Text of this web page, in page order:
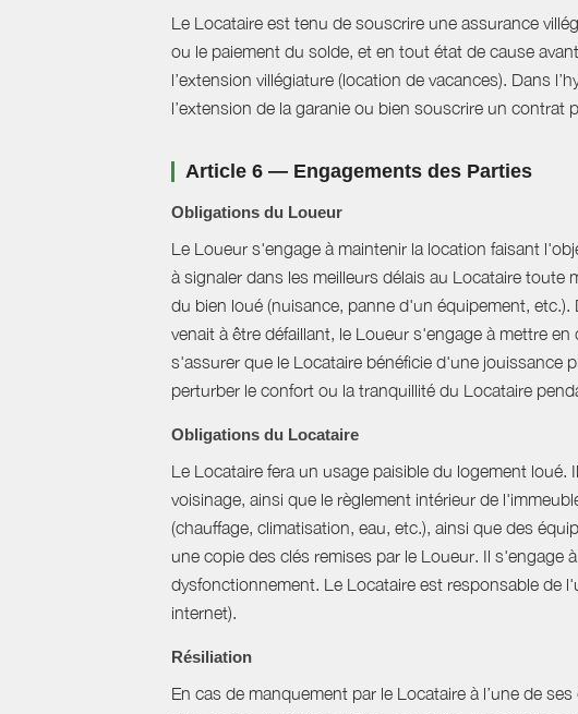
Le Locataire est tenu de souscrire une assurance
ou le paiement du solde, et en tout état de cause
l’extension villégiature (location de vacances). Dans
l’extension de la garanie ou bien souscrire un contrat
Article 6 — Engagements des Parties
Obligations du Loueur
Le Loueur s'engage à maintenir la location faisant
à signaler dans les meilleurs délais au Locataire
du bien loué (nuisance, panne d'un équipement,
venait à être défaillant, le Loueur s'engage à mettre
s'assurer que le Locataire bénéficie d'une jouissance
perturber le confort ou la tranquillité du Locataire
Obligations du Locataire
Le Locataire fera un usage paisible du logement
voisinage, ainsi que le règlement intérieur de
(chauffage, climatisation, eau, etc.), ainsi que des
une copie des clés remises par le Loueur. Il s'engage
dysfonctionnement. Le Locataire est responsable de
internet).
Résiliation
En cas de manquement par le Locataire à l’une de